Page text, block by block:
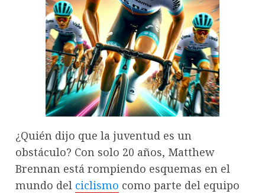
¿Quién dijo que la juventud es un
obstáculo? Con solo 20 años, Matthew
Brennan está rompiendo esquemas en el
mundo del ciclismo como parte del equipo